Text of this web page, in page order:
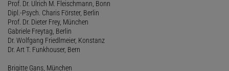
Prof. Dr. Ulrich M. Fleischmann, Bonn
Dipl.-Psych. Charis Förster, Berlin
Prof. Dr. Dieter Frey, München
Gabriele Freytag, Berlin
Dr. Wolfgang Friedlmeier, Konstanz
Dr. Art T. Funkhouser, Bern
Brigitte Gans, München